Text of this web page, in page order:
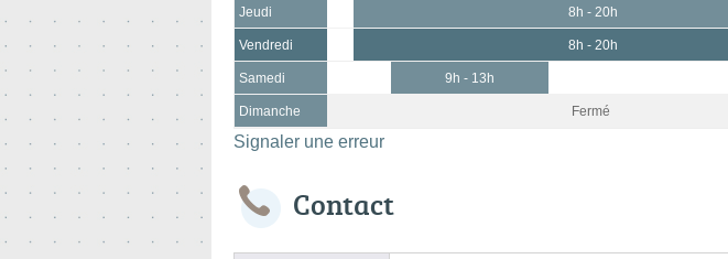
Jeudi 8h - 20h
Vendredi 8h - 20h
Samedi 9h - 13h
Dimanche Fermé
Signaler une erreur
Contact